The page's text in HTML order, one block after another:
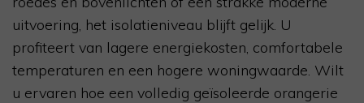
uitvoering, het isolatieniveau blijft gelijk. U
profiteert van lagere energiekosten, comfortabele
temperaturen en een hogere woningwaarde. Wilt
u ervaren hoe een volledig geïsoleerde orangerie